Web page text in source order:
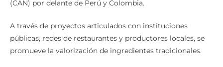
(CAN) por delante de Perú y Colombia.
A través de proyectos articulados con instituciones
públicas, redes de restaurantes y productores locales, se
promueve la valorización de ingredientes tradicionales.